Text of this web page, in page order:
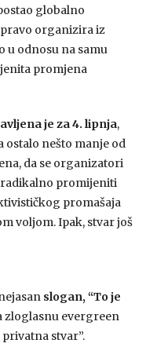
globalno
organizira iz
u odnosu na samu
promjena
je za 4. lipnja,
ostalo nešto manje od
da se organizatori
radikalno promijeniti
promašaja
voljom. Ipak, stvar još
slogan, “To je
zloglasnu evergreen
stvar”.